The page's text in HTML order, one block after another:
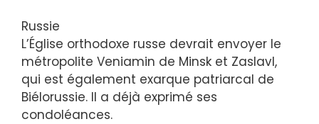
Russie
L’Église orthodoxe russe devrait envoyer le
métropolite Veniamin de Minsk et Zaslavl,
qui est également exarque patriarcal de
Biélorussie. Il a déjà exprimé ses
condoléances.